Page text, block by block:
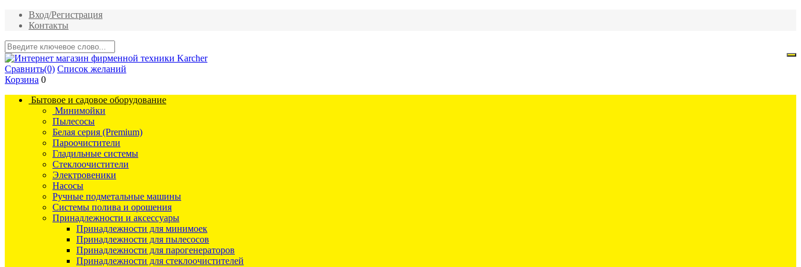
Вход/Регистрация
Контакты
Сравнить(0) Список желаний
Корзина 0
Бытовое и садовое оборудование
Минимойки
Пылесосы
Белая серия (Premium)
Пароочистители
Гладильные системы
Стеклоочистители
Электровеники
Насосы
Ручные подметальные машины
Системы полива и орошения
Принадлежности и аксессуары
Принадлежности для минимоек
Принадлежности для пылесосов
Принадлежности для парогенераторов
Принадлежности для стеклоочистителей